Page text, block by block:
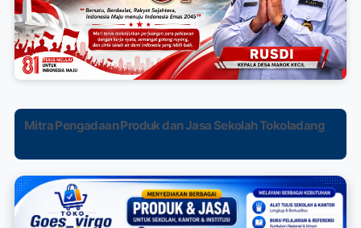
Mitra Pengadaan Produk dan Jasa Sekolah Tokoladang